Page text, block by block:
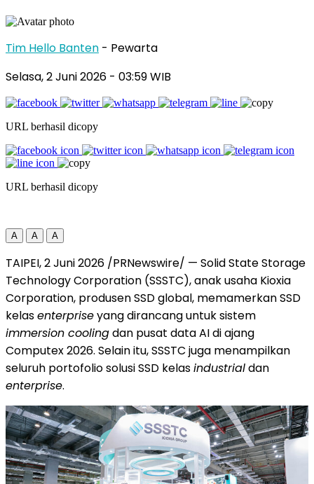
Tim Hello Banten - Pewarta
Selasa, 2 Juni 2026 - 03:59 WIB
URL berhasil dicopy
URL berhasil dicopy
A A A
TAIPEI, 2 Juni 2026 /PRNewswire/ — Solid State Storage
Technology Corporation (SSSTC), anak usaha Kioxia
Corporation, produsen SSD global, memamerkan SSD
kelasenterpriseyang dirancang untuk sistem
immersion coolingdan pusat data AI di ajang
Computex 2026. Selain itu, SSSTC juga menampilkan
seluruh portofolio solusi SSD kelasindustrialdan
enterprise.